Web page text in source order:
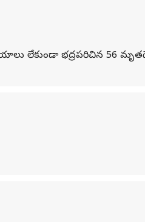
లేకుండా భద్రపరిచిన 56